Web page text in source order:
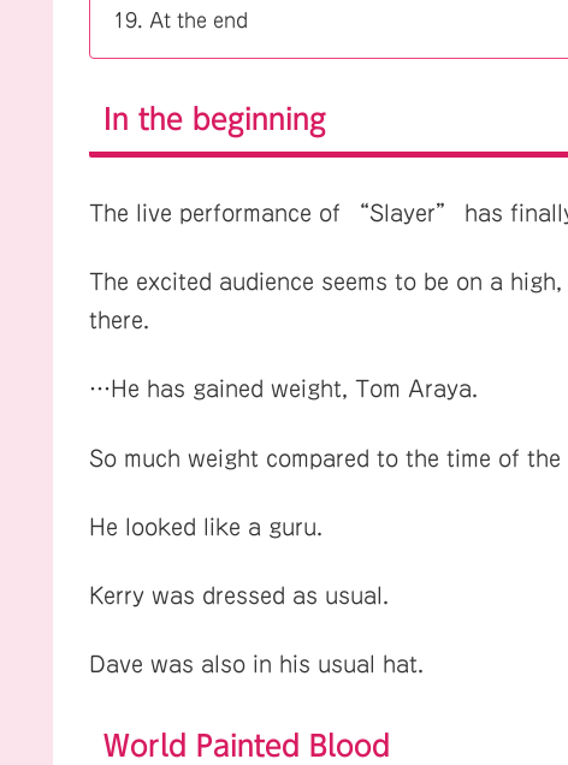
At the end
In the beginning
The live performance of “Slayer” has
The excited audience seems to be on a
there.
…He has gained weight, Tom Araya.
So much weight compared to the time of the
He looked like a guru.
Kerry was dressed as usual.
Dave was also in his usual hat.
World Painted Blood